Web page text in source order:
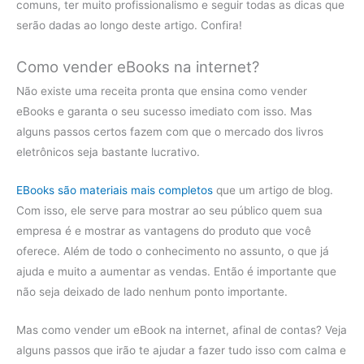
comuns, ter muito profissionalismo e seguir todas as dicas que
serão dadas ao longo deste artigo. Confira!
Como vender eBooks na internet?
Não existe uma receita pronta que ensina como vender
eBooks e garanta o seu sucesso imediato com isso. Mas
alguns passos certos fazem com que o mercado dos livros
eletrônicos seja bastante lucrativo.
EBooks são materiais mais completos que um artigo de blog.
Com isso, ele serve para mostrar ao seu público quem sua
empresa é e mostrar as vantagens do produto que você
oferece. Além de todo o conhecimento no assunto, o que já
ajuda e muito a aumentar as vendas. Então é importante que
não seja deixado de lado nenhum ponto importante.
Mas como vender um eBook na internet, afinal de contas? Veja
alguns passos que irão te ajudar a fazer tudo isso com calma e